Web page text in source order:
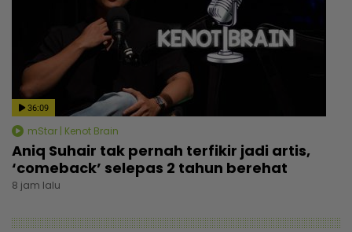
36:09
mStar | Kenot Brain
Aniq Suhair tak pernah terfikir jadi artis,
‘comeback’ selepas 2 tahun berehat
8 jam lalu